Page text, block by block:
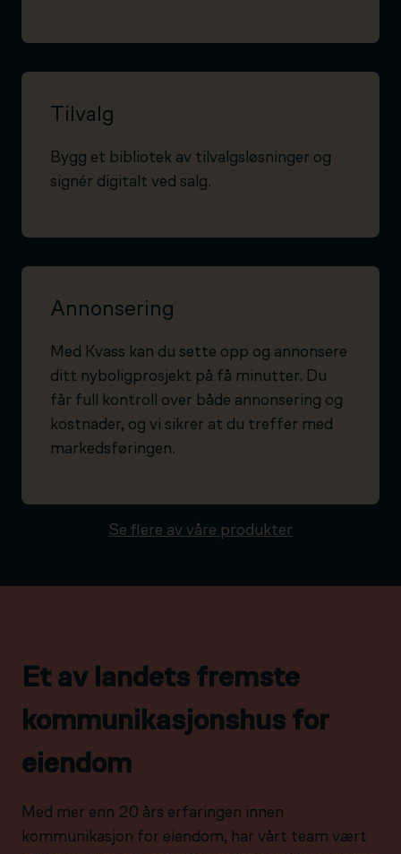
Tilvalg
Bygg et bibliotek av tilvalgsløsninger og
signér digitalt ved salg.
Annonsering
Med Kvass kan du sette opp og annonsere
ditt nyboligprosjekt på få minutter. Du
får full kontroll over både annonsering og
kostnader, og vi sikrer at du treffer med
markedsføringen.
Se flere av våre produkter
Et av landets fremste
kommunikasjonshus for
eiendom
Med mer enn 20 års erfaringen innen
kommunikasjon for eiendom, har vårt team vært